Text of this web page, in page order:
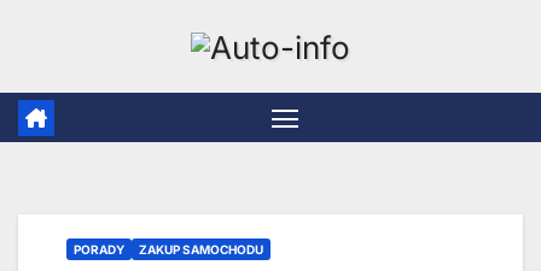
content
PORADY ZAKUP SAMOCHODU